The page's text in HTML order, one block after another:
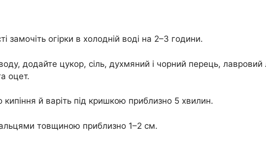
замочіть огірки в холодній воді на 2–3 години.
додайте цукор, сіль, духмяний і чорний перець, лавровий
оцет.
й варіть під кришкою приблизно 5 хвилин.
товщиною приблизно 1–2 см.